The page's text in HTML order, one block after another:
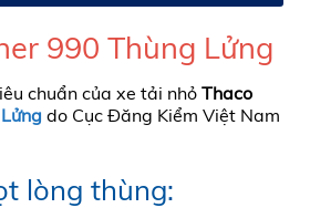
990 Thùng Lửng
chuẩn của xe tải nhỏ Thaco
do Cục Đăng Kiểm Việt Nam
lòng thùng: